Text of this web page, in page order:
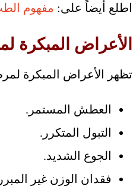
اطلع أيضاً على: مفهوم
الأعراض المبكرة
تظهر الأعراض المبكرة
العطش المستمر.
التبول المتكرر.
الجوع الشديد.
فقدان الوزن غير